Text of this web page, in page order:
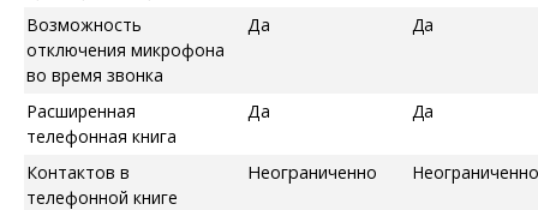
Возможность
отключения микрофона
во время звонка
Да Да
Расширенная
телефонная книга
Да Да
Контактов в
телефонной книге
Неограниченно Неограниченно